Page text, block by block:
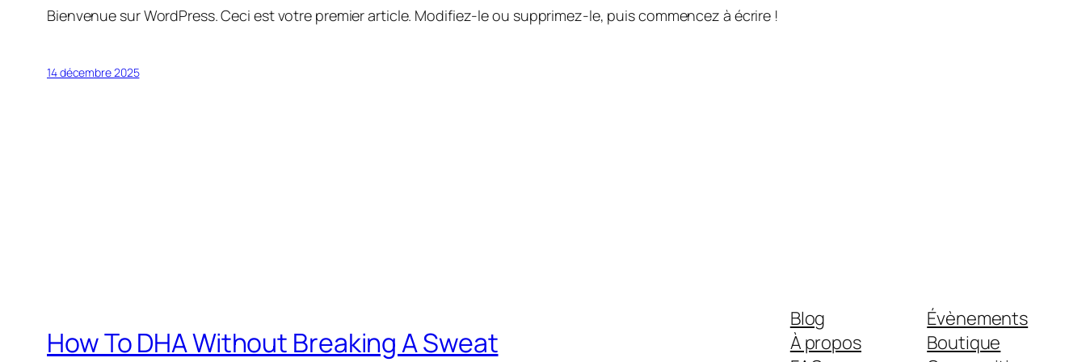
Bienvenue sur WordPress. Ceci est votre premier article. Modifiez-le ou supprimez-le, puis commencez à écrire !
14 décembre 2025
How To DHA Without Breaking A Sweat
Blog
À propos
Évènements
Boutique